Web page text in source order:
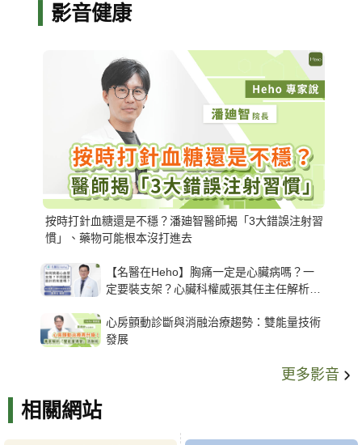
影音健康
按時打針血糖還是不穩？潘廸智醫師揭「3大錯誤注射習
慣」、藥物可能根本沒打進去
【名醫在Heho】胸痛一定是心臟病嗎？一
定要裝支架？心臟科權威張其任主任解析支
心房顫動診斷與消融治療趨勢：雙能量技術
發展
更多影音
相關網站